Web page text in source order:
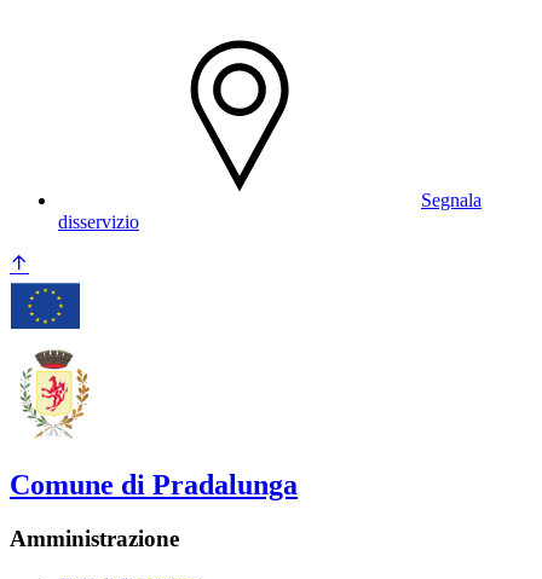
Segnala
disservizio
Comune di Pradalunga
Amministrazione